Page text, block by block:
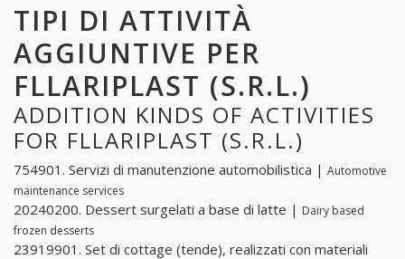
TIPI DI ATTIVITÀ
AGGIUNTIVE PER
FLLARIPLAST (S.R.L.)
ADDITION KINDS OF ACTIVITIES
FOR FLLARIPLAST (S.R.L.)
754901. Servizi di manutenzione automobilistica | Automotive
maintenance services
20240200. Dessert surgelati a base di latte | Dairy based
frozen desserts
23919901. Set di cottage (tende), realizzati con materiali